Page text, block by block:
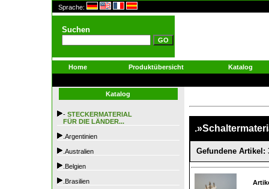
Sprache:
Suchen
Home Produktübersicht Katalog
Katalog
- STECKERMATERIAL
FÜR DIE LÄNDER...
.Argentinien
.Australien
.Belgien
.Brasilien
Gefundene Artikel: